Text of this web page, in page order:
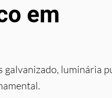
em
luminária